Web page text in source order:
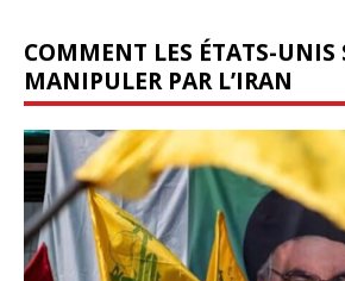
COMMENT LES ÉTATS-UNIS
MANIPULER PAR L’IRAN